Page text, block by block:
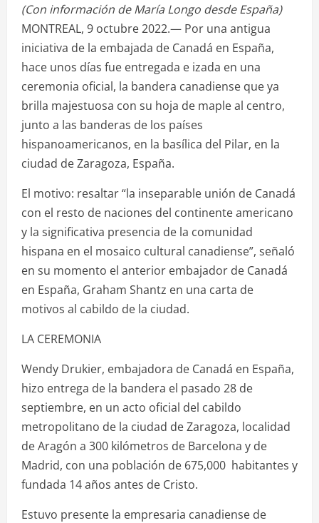
(Con información de María Longo desde España)
MONTREAL, 9 octubre 2022.— Por una antigua
iniciativa de la embajada de Canadá en España,
hace unos días fue entregada e izada en una
ceremonia oficial, la bandera canadiense que ya
brilla majestuosa con su hoja de maple al centro,
junto a las banderas de los países
hispanoamericanos, en la basílica del Pilar, en la
ciudad de Zaragoza, España.
El motivo: resaltar “la inseparable unión de Canadá
con el resto de naciones del continente americano
y la significativa presencia de la comunidad
hispana en el mosaico cultural canadiense”, señaló
en su momento el anterior embajador de Canadá
en España, Graham Shantz en una carta de
motivos al cabildo de la ciudad.
LA CEREMONIA
Wendy Drukier, embajadora de Canadá en España,
hizo entrega de la bandera el pasado 28 de
septiembre, en un acto oficial del cabildo
metropolitano de la ciudad de Zaragoza, localidad
de Aragón a 300 kilómetros de Barcelona y de
Madrid, con una población de 675,000 habitantes y
fundada 14 años antes de Cristo.
Estuvo presente la empresaria canadiense de